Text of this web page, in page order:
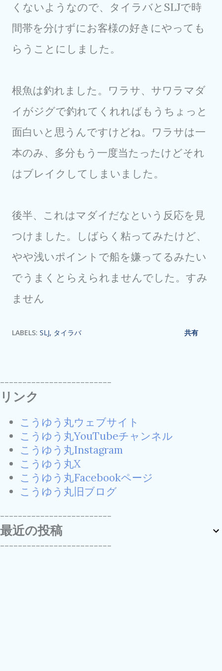
くないようなので、タイラバとSLJで時
間帯を分けずにお客様の好きにやっても
らうことにしました。
根魚は釣れました。ワラサ、サワラマダ
イがジグで釣れてくれればもうちょっと
面白いと思うんですけどね。ワラサは一
本のみ、多分もう一度当たったけどそれ
はブレイクしてしまいました。
後半、これはマダイだなという反応を見
つけました。しばらく粘ってみたけど、
やや浅いポイントで船を嫌ってるみたい
でうまくとらえられませんでした。すみ
ません
LABELS: SLJ タイラバ 共有
-------------------------
リンク
こうゆう丸ウェブサイト
こうゆう丸YouTubeチャンネル
こうゆう丸Instagram
こうゆう丸X
こうゆう丸Facebookページ
こうゆう丸旧ブログ
-------------------------
最近の投稿
-------------------------